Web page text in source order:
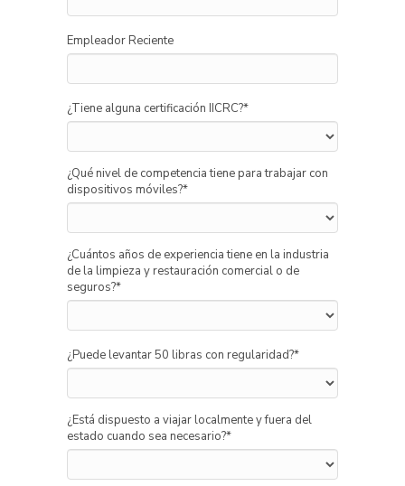
Empleador Reciente
¿Tiene alguna certificación IICRC?*
¿Qué nivel de competencia tiene para trabajar con
dispositivos móviles?*
¿Cuántos años de experiencia tiene en la industria
de la limpieza y restauración comercial o de
seguros?*
¿Puede levantar 50 libras con regularidad?*
¿Está dispuesto a viajar localmente y fuera del
estado cuando sea necesario?*